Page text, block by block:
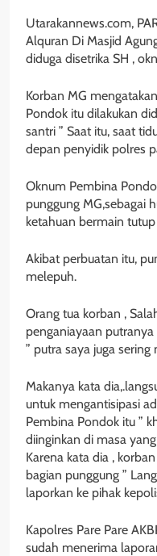
Utarakannews.com,
Alquran Di Masjid
diduga disetrika SH ,
Korban MG
Pondok itu dilakukan
santri ” Saat itu, saat
depan penyidik polres
Oknum Pembina
punggung MG,sebagai
ketahuan bermain
Akibat perbuatan itu,
melepuh.
Orang tua korban ,
penganiayaan
” putra saya juga sering
Makanya kata
untuk mengantisipasi
Pembina Pondok itu ”
diinginkan di masa
Karena kata dia ,
bagian punggung ”
laporkan ke pihak
Kapolres Pare Pare
sudah menerima